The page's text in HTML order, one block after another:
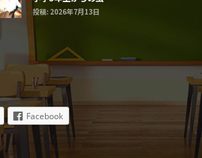
食い算
投稿: 2026年7月13日
Facebook